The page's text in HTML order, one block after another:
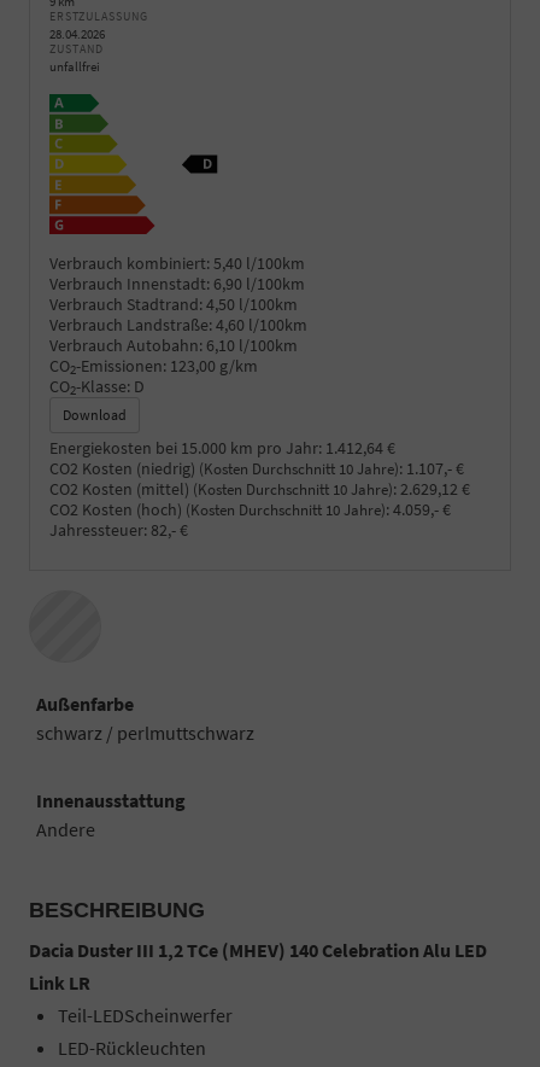
ERSTZULASSUNG
28.04.2026
ZUSTAND
unfallfrei
Verbrauch kombiniert: 5,40 l/100km
Verbrauch Innenstadt: 6,90 l/100km
Verbrauch Stadtrand: 4,50 l/100km
Verbrauch Landstraße: 4,60 l/100km
Verbrauch Autobahn: 6,10 l/100km
CO2-Emissionen: 123,00 g/km
CO2-Klasse: D
Download
Energiekosten bei 15.000 km pro Jahr: 1.412,64 €
CO2 Kosten (niedrig) (Kosten Durchschnitt 10 Jahre): 1.107,- €
CO2 Kosten (mittel) (Kosten Durchschnitt 10 Jahre): 2.629,12 €
CO2 Kosten (hoch) (Kosten Durchschnitt 10 Jahre): 4.059,- €
Jahressteuer: 82,- €
Außenfarbe
schwarz / perlmuttschwarz
Innenausstattung
Andere
BESCHREIBUNG
Dacia Duster III 1,2 TCe (MHEV) 140 Celebration Alu LED
Link LR
Teil-LEDScheinwerfer
LED-Rückleuchten